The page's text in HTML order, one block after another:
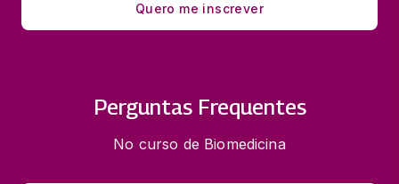
Quero me inscrever
Perguntas Frequentes
No curso de Biomedicina